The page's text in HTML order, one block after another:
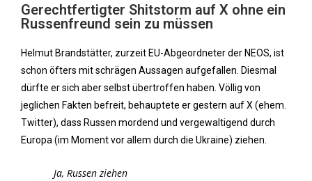
Gerechtfertigter Shitstorm auf X ohne ein
Russenfreund sein zu müssen
Helmut Brandstätter, zurzeit EU-Abgeordneter der NEOS, ist
schon öfters mit schrägen Aussagen aufgefallen. Diesmal
dürfte er sich aber selbst übertroffen haben. Völlig von
jeglichen Fakten befreit, behauptete er gestern auf X (ehem.
Twitter), dass Russen mordend und vergewaltigend durch
Europa (im Moment vor allem durch die Ukraine) ziehen.
Ja, Russen ziehen